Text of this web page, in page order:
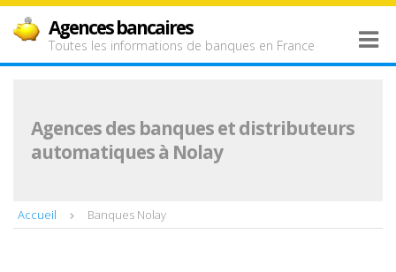
Agences bancaires
Toutes les informations de banques en France
Agences des banques et distributeurs
automatiques à Nolay
Accueil Banques Nolay